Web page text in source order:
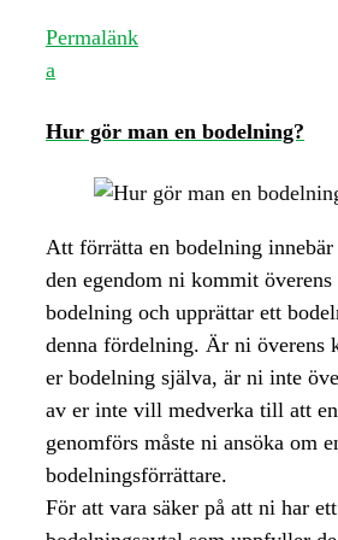
Permalänk
a
Hur gör man en bodelning?
Att förrätta en bodelning
den egendom ni kommit
bodelning och upprättar ett
denna fördelning. Är ni överens
er bodelning själva, är ni inte
av er inte vill medverka till att
genomförs måste ni ansöka om
bodelningsförrättare.
För att vara säker på att ni har